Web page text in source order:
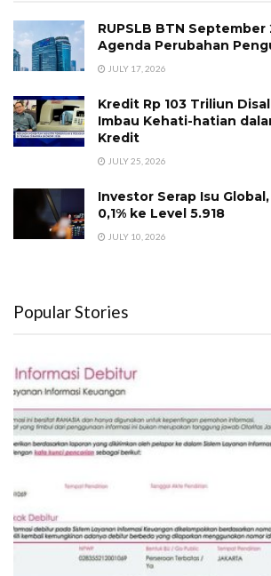
RUPSLB BTN
Agenda Perubahan
JULY 17, 2026
Kredit Rp 103 Triliun
Imbau Kehati-hatian
Kredit
JULY 25, 2026
Investor Serap Isu Global,
0,1% ke Level 5.918
JULY 10, 2026
Popular Stories